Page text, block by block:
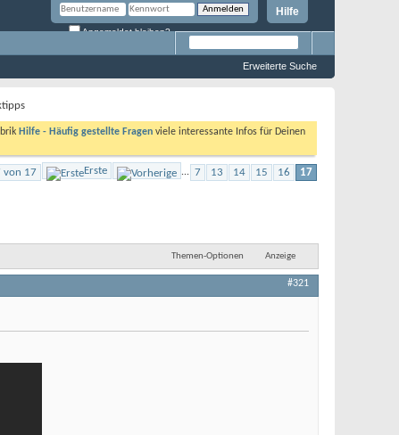
Hilfe
Angemeldet bleiben?
Erweiterte Suche
Hilfe - Häufig gestellte Fragen viele interessante Infos für Deinen
von 17 Erste ... 7 13 14 15 16 17
Themen-Optionen Anzeige
#321